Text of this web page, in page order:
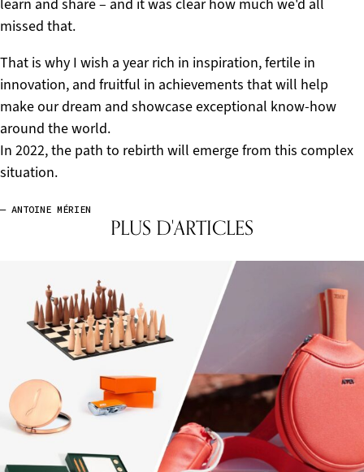
learn and share – and it was clear how much we'd all
missed that.
That is why I wish a year rich in inspiration, fertile in
innovation, and fruitful in achievements that will help
make our dream and showcase exceptional know-how
around the world.
In 2022, the path to rebirth will emerge from this complex
situation.
— ANTOINE MÉRIEN
PLUS D'ARTICLES